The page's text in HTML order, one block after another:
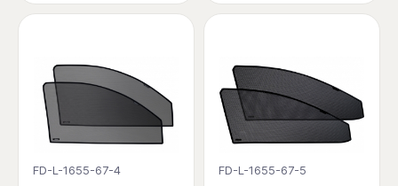
FD-L-1655-67-4 FD-L-1655-67-5